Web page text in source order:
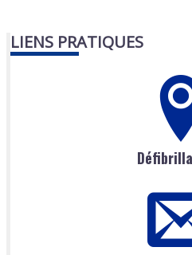
LIENS PRATIQUES